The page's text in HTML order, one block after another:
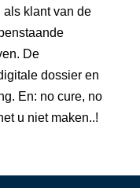
als klant van de
De
dossier en
En: no cure, no
u niet maken..!